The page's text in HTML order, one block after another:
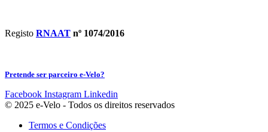
Registo RNAAT nº 1074/2016
Pretende ser parceiro e-Velo?
Facebook Instagram Linkedin
© 2025 e-Velo - Todos os direitos reservados
Termos e Condições